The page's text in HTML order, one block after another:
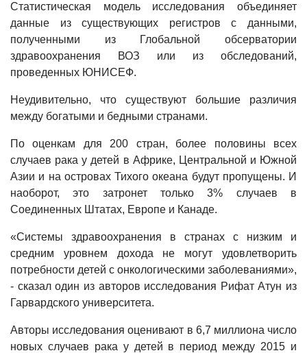
Статистическая модель исследования объединяет
данные из существующих регистров с данными,
полученными из Глобальной обсерватории
здравоохранения ВОЗ или из обследований,
проведенных ЮНИСЕФ.
Неудивительно, что существуют большие различия
между богатыми и бедными странами.
По оценкам для 200 стран, более половины всех
случаев рака у детей в Африке, Центральной и Южной
Азии и на островах Тихого океана будут пропущены. И
наоборот, это затронет только 3% случаев в
Соединенных Штатах, Европе и Канаде.
«Системы здравоохранения в странах с низким и
средним уровнем дохода не могут удовлетворить
потребности детей с онкологическими заболеваниями»,
- сказал один из авторов исследования Рифат Атун из
Гарвардского университета.
Авторы исследования оценивают в 6,7 миллиона число
новых случаев рака у детей в период между 2015 и